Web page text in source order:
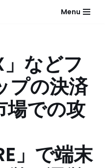
Menu
などフ
プの決済
場での攻
」で端末